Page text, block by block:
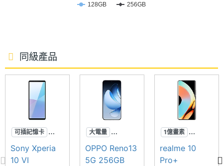
◎ 採用 USB Type-C 規格，支援 45W 超快速充電
※本文為 SOGI 手機王版權所有，未經授權不得轉載使用※
5000 萬畫素
感光元
件
光圈F
主相機
等效焦
距
128GB 256GB
同級產品
可插記憶卡
超防水
3.5mm耳機孔
Sony Xperia
10 VI
大電量
超級快充
超防水
OPPO Reno13
5G 256GB
1億畫素
120Hz
雙曲面機身
realme 10
Pro+